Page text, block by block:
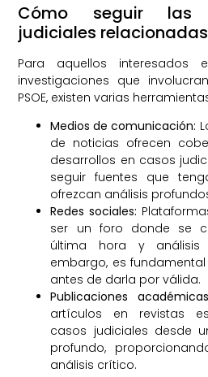
Cómo seguir las
judiciales
Para aquellos
investigaciones que
PSOE, existen varias
Medios de comunicación:
de noticias ofrecen
desarrollos en casos
seguir fuentes que
ofrezcan análisis
Redes sociales:
ser un foro donde se
última hora y
embargo, es
antes de darla por válida.
Publicaciones
artículos en revistas
casos judiciales desde
profundo,
análisis crítico.